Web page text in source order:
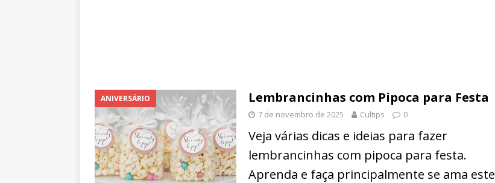
ANIVERSÁRIO Lembrancinhas com Pipoca para Festa
7 de novembro de 2025 Cultips 0
Veja várias dicas e ideias para fazer
lembrancinhas com pipoca para festa.
Aprenda e faça principalmente se ama este